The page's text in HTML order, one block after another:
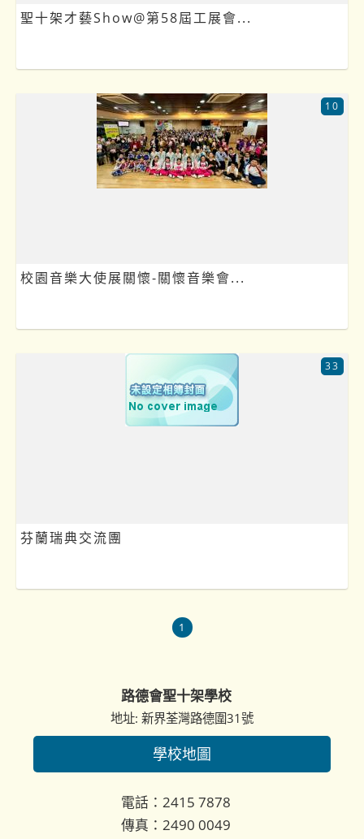
聖十架才藝Show@第58屆工展會...
校園音樂大使展關懷-關懷音樂會...
10
芬蘭瑞典交流團
33
1
路德會聖十架學校
地址: 新界荃灣路德圍31號
學校地圖
電話：2415 7878
傳真：2490 0049